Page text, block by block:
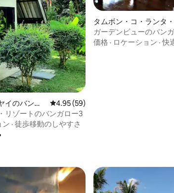
の平均評価
イのバンガ
レビュー59件、5つ星中4.95つ星の平
4.95 (59)
リゾートのバンガロー3
ン · 徒歩移動のしやすさ
タムボン・コ・ランタ
のバンガロー
ガーデンビューのバン
価格 · ロケーション ·快